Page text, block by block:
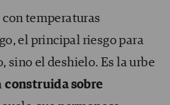
temperaturas
el principal riesgo para
sino el deshielo. Es la urbe
construida sobre